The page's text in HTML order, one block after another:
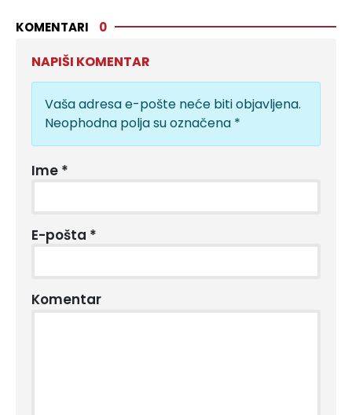
KOMENTARI 0
NAPIŠI KOMENTAR
Vaša adresa e-pošte neće biti objavljena.
Neophodna polja su označena *
Ime *
E-pošta *
Komentar